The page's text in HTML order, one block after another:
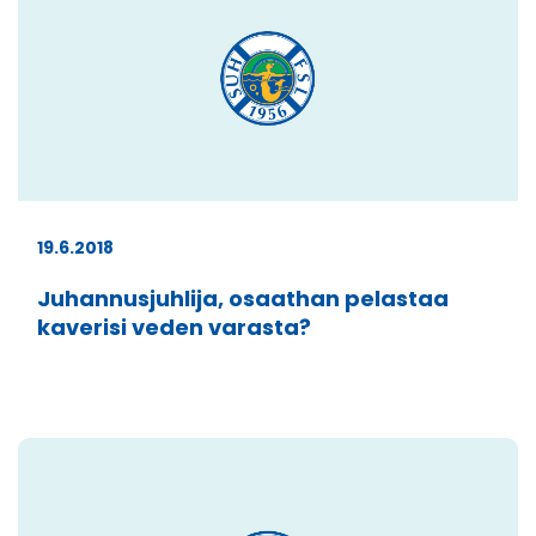
19.6.2018
Juhannusjuhlija, osaathan pelastaa
kaverisi veden varasta?